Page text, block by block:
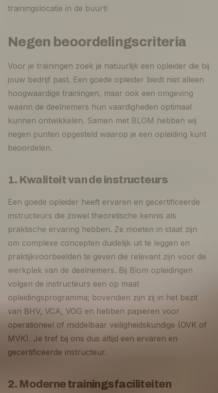
trainingslocatie in de buurt!
Negen beoordelingscriteria
Voor je trainingen zoek je natuurlijk een opleider die bij
jouw bedrijf past. Een goede opleider biedt niet alleen
hoogwaardige trainingen, maar ook een omgeving
waarin de deelnemers hun vaardigheden optimaal
kunnen ontwikkelen. Samen met BLOM hebben wij
negen punten opgesteld waarop je een opleiding kunt
beoordelen.
1. Kwaliteit van de instructeurs
Een goede opleider heeft ervaren en gecertificeerde
instructeurs die zowel theoretische kennis als
praktische ervaring hebben. Ze moeten in staat zijn
om complexe concepten duidelijk uit te leggen en
praktijkvoorbeelden te geven die relevant zijn voor de
werkplek van de deelnemers. Bij Blom opleidingen
volgen de instructeurs een op maat
opleidingsprogramma; bovendien zijn zij in het bezit
van BHV, VCA, VOG en hebben papieren voor
operationeel of middelbaar veiligheidskundige (OVK of
MVK). Je tref bij ons dus altijd een ervaren en
gecertificeerde instructeur.
2. Moderne trainingsfaciliteiten